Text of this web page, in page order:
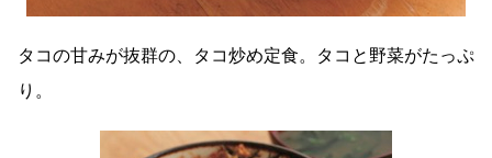
タコの甘みが抜群の、タコ炒め定食。タコと野菜がたっぷ
り。